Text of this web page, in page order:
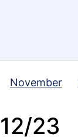
November
23